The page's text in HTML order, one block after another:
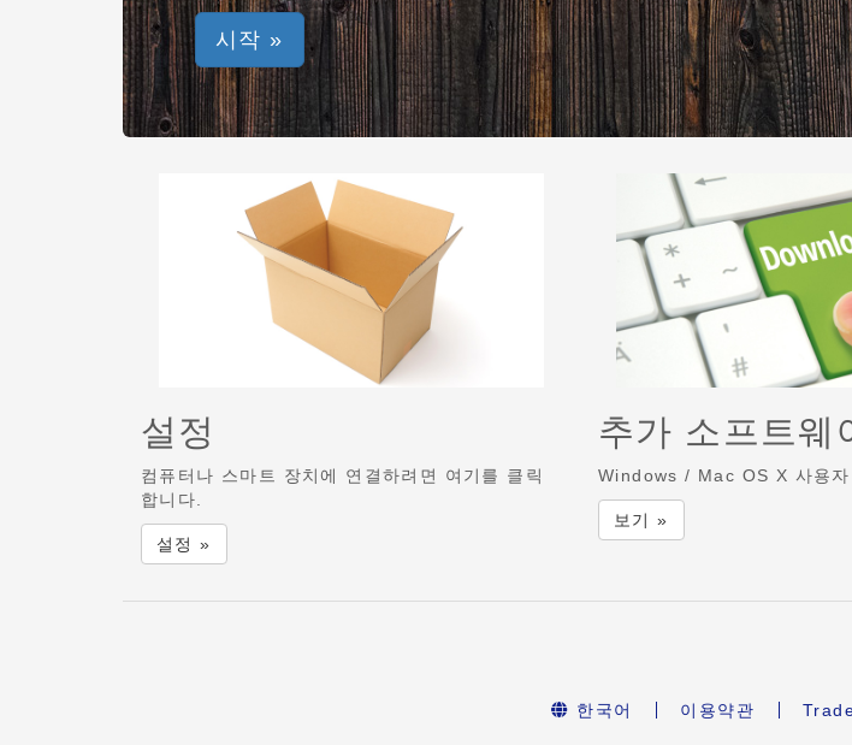
시작 »
설정
컴퓨터나 스마트 장치에 연결하려면 여기를 클릭
합니다.
설정 »
추가 소프트웨
Windows / Mac OS X 사용자
보기 »
한국어 이용약관